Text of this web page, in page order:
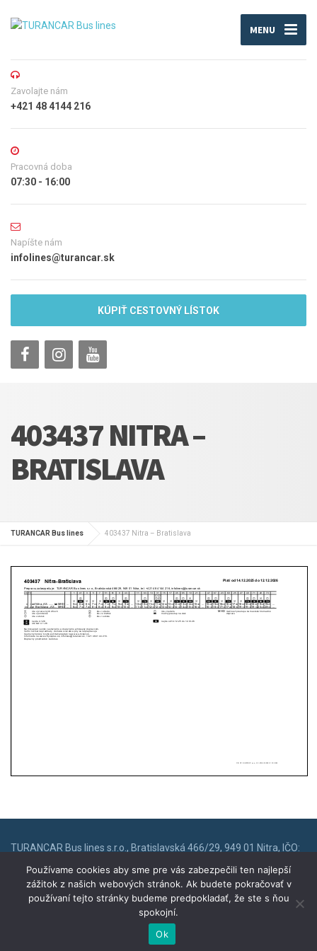
MENU
Zavolajte nám
+421 48 4144 216
Pracovná doba
07:30 - 16:00
Napíšte nám
infolines@turancar.sk
KÚPIŤ CESTOVNÝ LÍSTOK
403437 NITRA –
BRATISLAVA
TURANCAR Bus lines 403437 Nitra – Bratislava
TURANCAR Bus lines s.r.o., Bratislavská 466/29, 949 01 Nitra, IČO:
55049699, IČ DPH: SK 2121898702
Zásady ochrany osobných údajov
Copyright © 2024 Turancar. All rights reserved.
Používame cookies aby sme pre vás zabezpečili ten najlepší
zážitok z našich webových stránok. Ak budete pokračovať v
používaní tejto stránky budeme predpokladať, že ste s ňou
spokojní.
Ok